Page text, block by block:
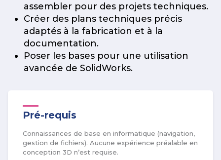
assembler pour des projets techniques.
Créer des plans techniques précis
adaptés à la fabrication et à la
documentation.
Poser les bases pour une utilisation
avancée de SolidWorks.
Pré-requis
Connaissances de base en informatique (navigation,
gestion de fichiers). Aucune expérience préalable en
conception 3D n’est requise.